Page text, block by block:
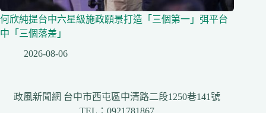
何欣純提台中六星級施政願景打造「三個第一」弭平台
中「三個落差」
2026-08-06
政風新聞網 台中市西屯區中清路二段1250巷141號
TEL：0921781867